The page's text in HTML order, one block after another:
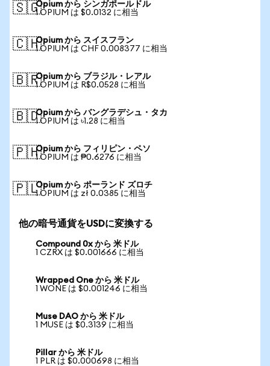
🇸🇬Opium から シンガポールドル
1 OPIUM は $0.0132 に相当
🇨🇭Opium から スイスフラン
1 OPIUM は CHF 0.008377 に相当
🇧🇷Opium から ブラジル・レアル
1 OPIUM は R$0.0528 に相当
🇧🇩Opium から バングラデシュ・タカ
1 OPIUM は ৳1.28 に相当
🇵🇭Opium から フィリピン・ペソ
1 OPIUM は ₱0.6276 に相当
🇵🇱Opium から ポーランド ズロチ
1 OPIUM は zł 0.0385 に相当
他の暗号通貨をUSDに変換する
Compound 0x から 米ドル
1 CZRX は $0.001666 に相当
Wrapped One から 米ドル
1 WONE は $0.001246 に相当
Muse DAO から 米ドル
1 MUSE は $0.3139 に相当
Pillar から 米ドル
1 PLR は $0.000698 に相当